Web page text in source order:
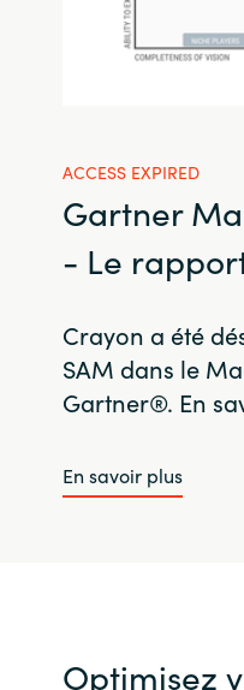
ACCESS EXPIRED
Gartner
- Le
Crayon a été
SAM dans le
Gartner®. En
En savoir plus
Optimisez